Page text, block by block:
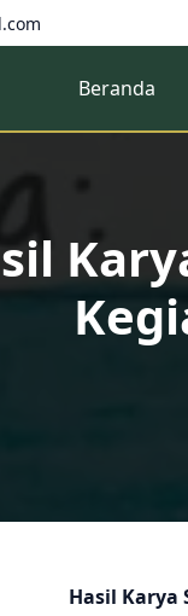
Beranda
Hasil Karya